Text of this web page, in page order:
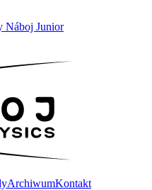
Náboj Junior
ArchiwumKontakt